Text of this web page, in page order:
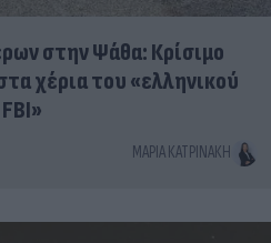
στην Ψάθα: Κρίσιμο
χέρια του «ελληνικού
FBI»
ΜΑΡΊΑ ΚΑΤΡΙΝΆΚΗ